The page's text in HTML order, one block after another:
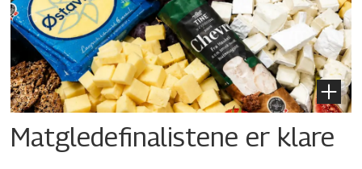
Matgledefinalistene er klare